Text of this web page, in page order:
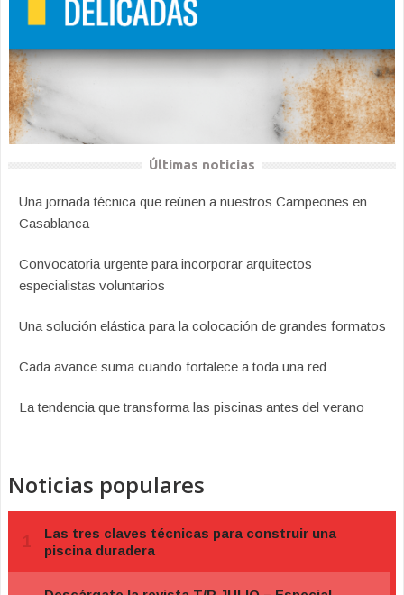
Últimas noticias
Una jornada técnica que reúnen a nuestros Campeones en
Casablanca
Convocatoria urgente para incorporar arquitectos
especialistas voluntarios
Una solución elástica para la colocación de grandes formatos
Cada avance suma cuando fortalece a toda una red
La tendencia que transforma las piscinas antes del verano
Noticias populares